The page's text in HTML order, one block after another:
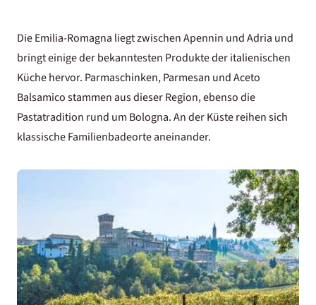
Die Emilia-Romagna liegt zwischen Apennin und Adria und
bringt einige der bekanntesten Produkte der italienischen
Küche hervor. Parmaschinken, Parmesan und Aceto
Balsamico stammen aus dieser Region, ebenso die
Pastatradition rund um Bologna. An der Küste reihen sich
klassische Familienbadeorte aneinander.